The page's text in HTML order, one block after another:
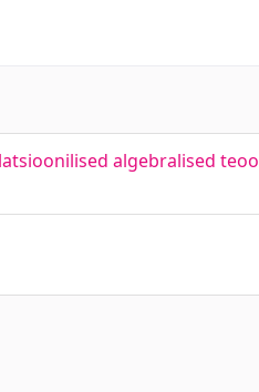
algebralised